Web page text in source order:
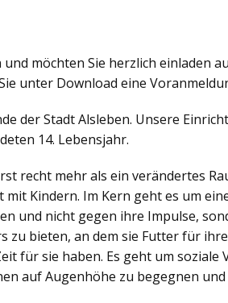
möchten Sie herzlich einladen
unter Download eine
der Stadt Alsleben. Unsere
14. Lebensjahr.
recht mehr als ein verändertes
Kindern. Im Kern geht es um
und nicht gegen ihre Impulse,
zu bieten, an dem sie Futter für
für sie haben. Es geht um
auf Augenhöhe zu begegnen